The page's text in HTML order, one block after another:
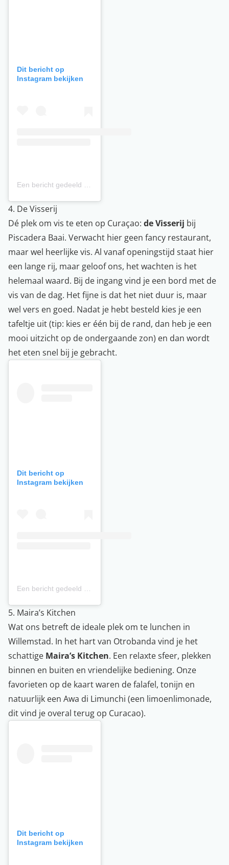
Dit bericht op
Instagram bekijken
Een bericht gedeeld door Restaurant X (@restaurantxcuracao)
4. De Visserij
Dé plek om vis te eten op Curaçao: de Visserij bij
Piscadera Baai. Verwacht hier geen fancy restaurant,
maar wel heerlijke vis. Al vanaf openingstijd staat hier
een lange rij, maar geloof ons, het wachten is het
helemaal waard. Bij de ingang vind je een bord met de
vis van de dag. Het fijne is dat het niet duur is, maar
wel vers en goed. Nadat je hebt besteld kies je een
tafeltje uit (tip: kies er één bij de rand, dan heb je een
mooi uitzicht op de ondergaande zon) en dan wordt
het eten snel bij je gebracht.
Dit bericht op
Instagram bekijken
5. Maira’s Kitchen
Wat ons betreft de ideale plek om te lunchen in
Willemstad. In het hart van Otrobanda vind je het
schattige Maira’s Kitchen. Een relaxte sfeer, plekken
binnen en buiten en vriendelijke bediening. Onze
favorieten op de kaart waren de falafel, tonijn en
natuurlijk een Awa di Limunchi (een limoenlimonade,
dit vind je overal terug op Curacao).
Dit bericht op
Instagram bekijken